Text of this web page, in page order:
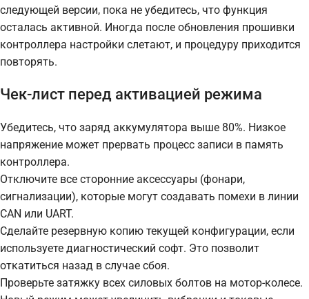
следующей версии, пока не убедитесь, что функция
осталась активной. Иногда после обновления прошивки
контроллера настройки слетают, и процедуру приходится
повторять.
Чек-лист перед активацией режима
Убедитесь, что заряд аккумулятора выше 80%. Низкое
напряжение может прервать процесс записи в память
контроллера.
Отключите все сторонние аксессуары (фонари,
сигнализации), которые могут создавать помехи в линии
CAN или UART.
Сделайте резервную копию текущей конфигурации, если
используете диагностический софт. Это позволит
откатиться назад в случае сбоя.
Проверьте затяжку всех силовых болтов на мотор-колесе.